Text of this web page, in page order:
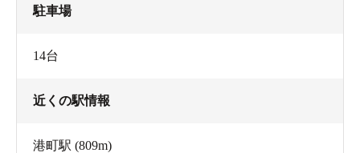
駐車場
14台
近くの駅情報
港町駅 (809m)